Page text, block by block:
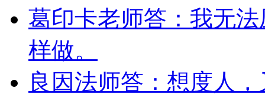
葛印卡老师答：我无
样做。
良因法师答：想度人